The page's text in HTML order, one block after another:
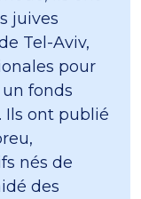
juives
Tel-Aviv,
pour
fonds
Ils ont publié
nés de
des